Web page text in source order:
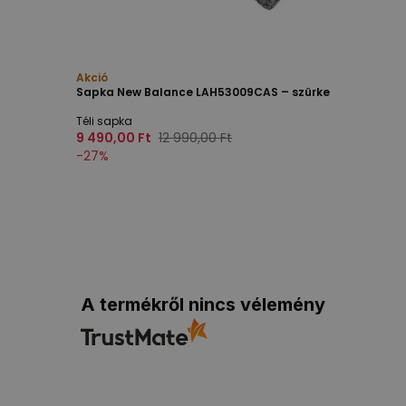
Akció
Sapka New Balance LAH53009CAS – szürke
Téli sapka
9 490,00 Ft 12 990,00 Ft
-27%
A termékről nincs vélemény